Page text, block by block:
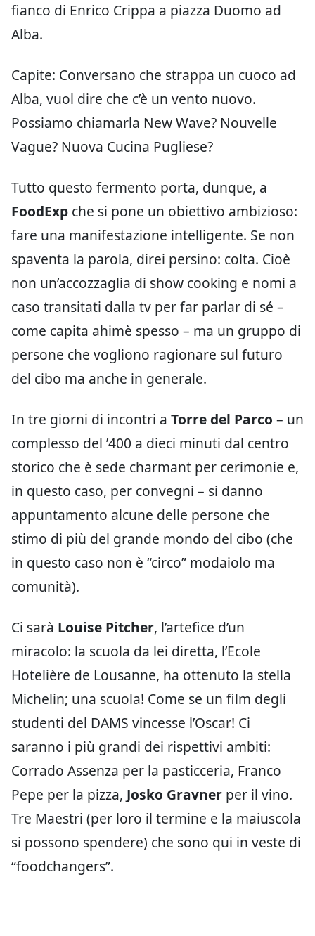
fianco di Enrico Crippa a piazza Duomo ad
Alba.
Capite: Conversano che strappa un cuoco ad
Alba, vuol dire che c’è un vento nuovo.
Possiamo chiamarla New Wave? Nouvelle
Vague? Nuova Cucina Pugliese?
Tutto questo fermento porta, dunque, a
FoodExp che si pone un obiettivo ambizioso:
fare una manifestazione intelligente. Se non
spaventa la parola, direi persino: colta. Cioè
non un’accozzaglia di show cooking e nomi a
caso transitati dalla tv per far parlar di sé –
come capita ahimè spesso – ma un gruppo di
persone che vogliono ragionare sul futuro
del cibo ma anche in generale.
In tre giorni di incontri a Torre del Parco – un
complesso del ’400 a dieci minuti dal centro
storico che è sede charmant per cerimonie e,
in questo caso, per convegni – si danno
appuntamento alcune delle persone che
stimo di più del grande mondo del cibo (che
in questo caso non è “circo” modaiolo ma
comunità).
Ci sarà Louise Pitcher, l’artefice d’un
miracolo: la scuola da lei diretta, l’Ecole
Hotelière de Lousanne, ha ottenuto la stella
Michelin; una scuola! Come se un film degli
studenti del DAMS vincesse l’Oscar! Ci
saranno i più grandi dei rispettivi ambiti:
Corrado Assenza per la pasticceria, Franco
Pepe per la pizza, Josko Gravner per il vino.
Tre Maestri (per loro il termine e la maiuscola
si possono spendere) che sono qui in veste di
“foodchangers”.